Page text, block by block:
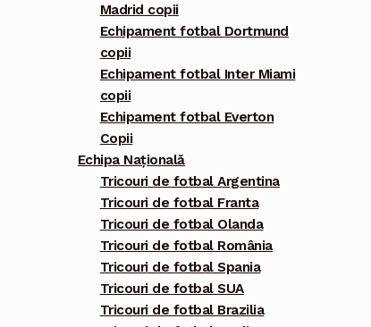
Madrid copii
Echipament fotbal Dortmund
copii
Echipament fotbal Inter Miami
copii
Echipament fotbal Everton
Copii
Echipa Națională
Tricouri de fotbal Argentina
Tricouri de fotbal Franta
Tricouri de fotbal Olanda
Tricouri de fotbal România
Tricouri de fotbal Spania
Tricouri de fotbal SUA
Tricouri de fotbal Brazilia